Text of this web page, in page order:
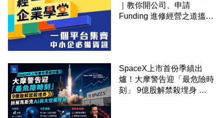
｜教你開公司、申請
Funding 進修經營之道搵大
SpaceX上市首份季績出
爐！大摩警告迎「最危險時
刻」 9億股解禁殺埋身 拆